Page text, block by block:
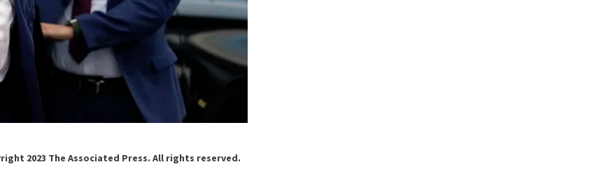
2023 The Associated Press. All rights reserved.